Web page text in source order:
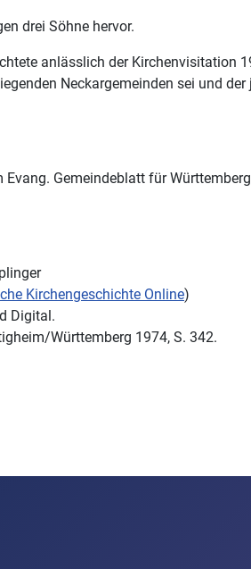
drei Söhne hervor.
anlässlich der Kirchenvisitation
Neckargemeinden sei und
Evang. Gemeindeblatt für
Kirchengeschichte Online)
Digital.
Württemberg 1974, S. 342.